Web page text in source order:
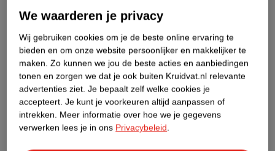
Productinformatie
Etiketinformatie
Nature Impact Score
Dit product heeft (nog) geen Nature
Impact Score.
Meer informatie
We waarderen je privacy
Wij gebruiken cookies om je de beste online ervaring te
bieden en om onze website persoonlijker en makkelijker te
maken. Zo kunnen we jou de beste acties en aanbiedingen
tonen en zorgen we dat je ook buiten Kruidvat.nl relevante
advertenties ziet. Je bepaalt zelf welke cookies je
accepteert. Je kunt je voorkeuren altijd aanpassen of
intrekken. Meer informatie over hoe we je gegevens
verwerken lees je in ons Privacybeleid.